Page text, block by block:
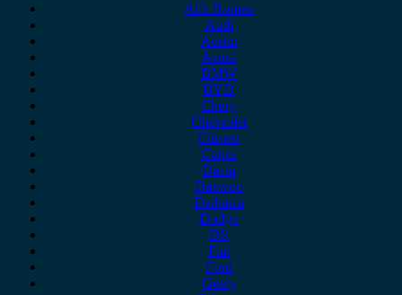
Alfa Romeo
Audi
Austin
Acura
BMW
BYD
Chery
Chevrolet
Citroen
Cupra
Dacia
Daewoo
Daihatsu
Dodge
DS
Fiat
Ford
Geely